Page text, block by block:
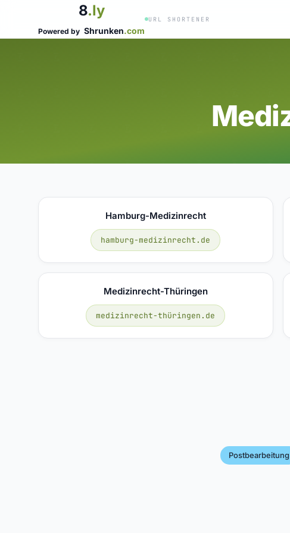
8.ly
Powered by Shrunken.com
URL SHORTENER
Hamburg-Medizinrecht
hamburg-medizinrecht.de
Medizinrecht-Thüringen
medizinrecht-thüringen.de
Postbearbeitung